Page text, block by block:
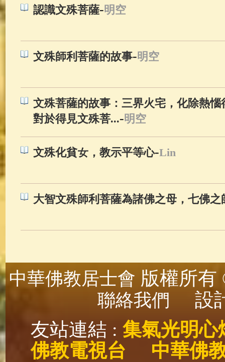
認識文殊菩薩-明空
文殊師利菩薩的故事-明空
文殊菩薩的故事：三界火宅，化除熱
對於得見文殊菩...-明空
文殊化貧女，教示平等心-Lin
大智文殊師利菩薩為諸佛之母，七佛之
中華佛教居士會 版權所
聯絡我們
設
友站連結 : 集氣光明心
佛教電視台
中華佛